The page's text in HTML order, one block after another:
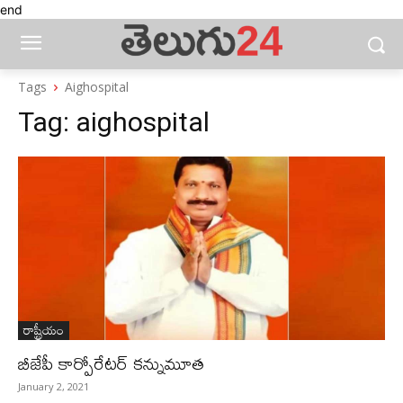
end
Tags Aighospital
Tag: aighospital
రాష్ట్రీయం
బీజేపీ కార్పోరేటర్‌ కన్నుమూత
January 2, 2021